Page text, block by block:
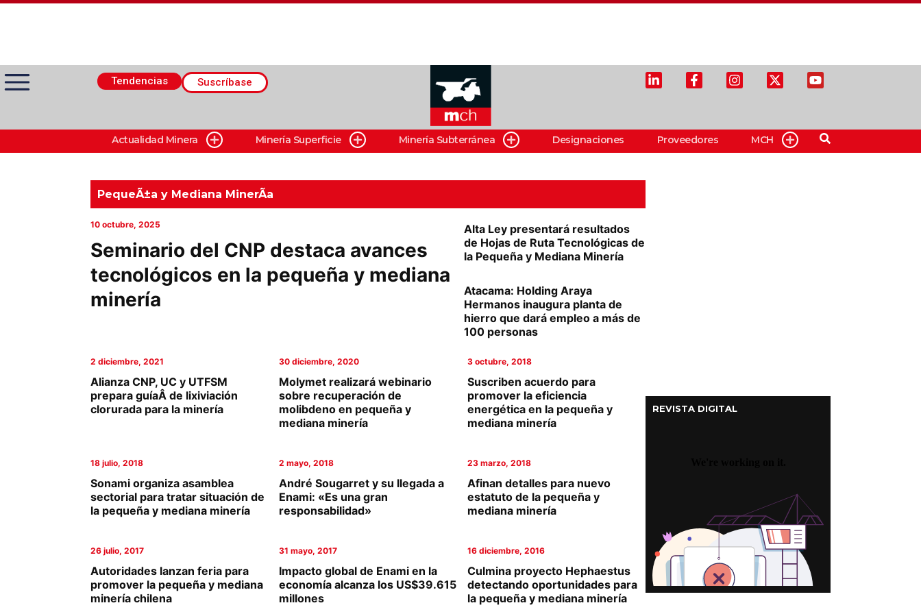
Tendencias Suscríbase
Actualidad Minera
Minería Superficie
Minerí­a Subterránea
Calendario de Eventos
Actualidad Minera Minería Superficie Minería Subterránea Designaciones Proveedores MCH
PequeÃ±a y Mediana MinerÃ­a
10 octubre, 2025
Seminario del CNP destaca avances
tecnológicos en la pequeña y mediana
minería
Alta Ley presentará resultados
de Hojas de Ruta Tecnológicas de
la Pequeña y Mediana Minería
Atacama: Holding Araya
Hermanos inaugura planta de
hierro que dará empleo a más de
100 personas
2 diciembre, 2021
Alianza CNP, UC y UTFSM
prepara guíaÂ de lixiviación
clorurada para la minería
30 diciembre, 2020
Molymet realizará webinario
sobre recuperación de
molibdeno en pequeña y
mediana minería
3 octubre, 2018
Suscriben acuerdo para
promover la eficiencia
energética en la pequeña y
mediana minería
18 julio, 2018
Sonami organiza asamblea
sectorial para tratar situación de
la pequeña y mediana minería
2 mayo, 2018
André Sougarret y su llegada a
Enami: «Es una gran
responsabilidad»
23 marzo, 2018
Afinan detalles para nuevo
estatuto de la pequeña y
mediana minería
26 julio, 2017
Autoridades lanzan feria para
promover la pequeña y mediana
minería chilena
31 mayo, 2017
Impacto global de Enami en la
economía alcanza los US$39.615
millones
16 diciembre, 2016
Culmina proyecto Hephaestus
detectando oportunidades para
la pequeña y mediana minería
REVISTA DIGITAL